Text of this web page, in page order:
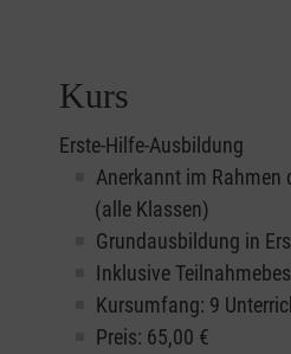
Kurs
Erste-Hilfe-Ausbildung
Anerkannt im Rahmen
(alle Klassen)
Grundausbildung in
Inklusive
Kursumfang: 9
Preis: 65,00 €